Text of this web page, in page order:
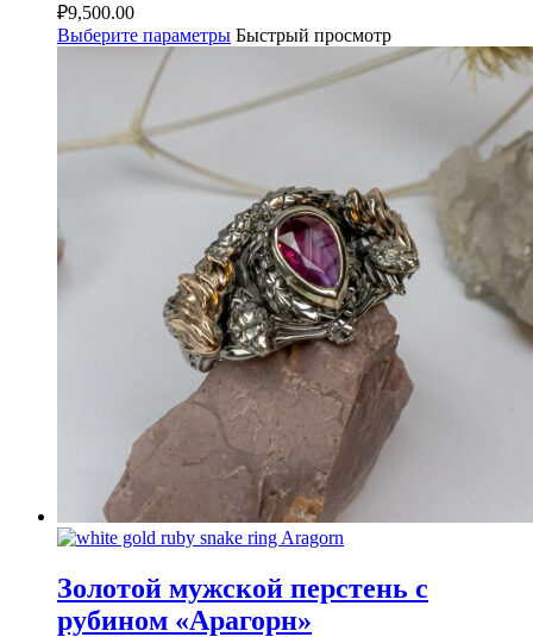
₽9,500.00
Выберите параметры Быстрый просмотр
Золотой мужской перстень с
рубином «Арагорн»